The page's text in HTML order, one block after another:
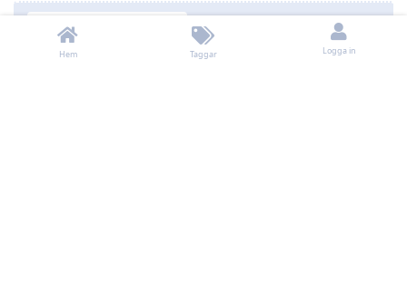
Var dom inte ute o borstade
förra gången dom var här oxå?
Hem Taggar Logga in